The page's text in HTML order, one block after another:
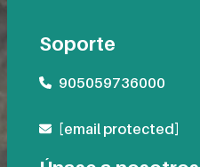
Soporte
905059736000
[email protected]